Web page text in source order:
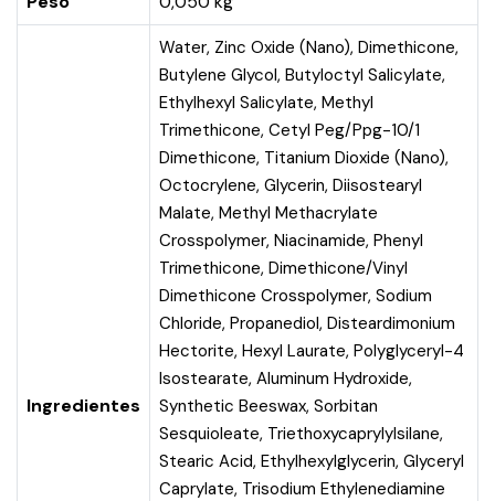
Ingredientes
Water, Zinc Oxide (Nano), Dimethicone,
Butylene Glycol, Butyloctyl Salicylate,
Ethylhexyl Salicylate, Methyl
Trimethicone, Cetyl Peg/Ppg-10/1
Dimethicone, Titanium Dioxide (Nano),
Octocrylene, Glycerin, Diisostearyl
Malate, Methyl Methacrylate
Crosspolymer, Niacinamide, Phenyl
Trimethicone, Dimethicone/Vinyl
Dimethicone Crosspolymer, Sodium
Chloride, Propanediol, Disteardimonium
Hectorite, Hexyl Laurate, Polyglyceryl-4
Isostearate, Aluminum Hydroxide,
Synthetic Beeswax, Sorbitan
Sesquioleate, Triethoxycaprylylsilane,
Stearic Acid, Ethylhexylglycerin, Glyceryl
Caprylate, Trisodium Ethylenediamine